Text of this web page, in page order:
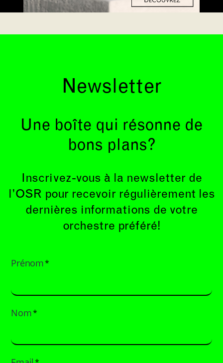
Newsletter
Une boîte qui résonne de
bons plans?
Inscrivez-vous à la newsletter de
l’OSR pour recevoir régulièrement les
dernières informations de votre
orchestre préféré!
Prénom*
Nom*